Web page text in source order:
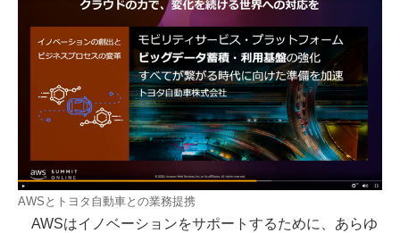
AWSとトヨタ自動車との業務提携
AWSはイノベーションをサポートするために、あらゆ